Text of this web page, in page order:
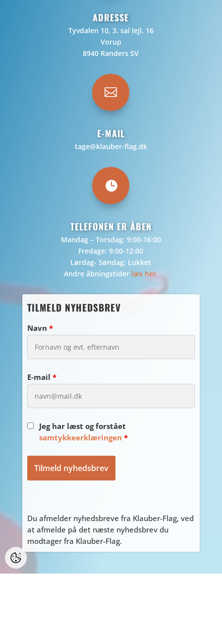
ADRESSE
Tyvdalen 10, 3. sal lejl. 16
Vorup
8940 Randers SV

E-MAIL
tage@klauber-flag.dk

TELEFONEN ER ÅBEN
Mandag – Torsdag: 9:00-16:00
Fredage: 9:00-12:00
Lørdag- Søndag: Lukket
Andre åbningstider læs her.
TILMELD NYHEDSBREV
Navn *
E-mail *
Jeg har læst og forstået
samtykkeerklæringen *
Du afmelder nyhedsbreve fra Klauber-Flag, ved
at afmelde på det næste nyhedsbrev du
modtager fra Klauber-Flag.